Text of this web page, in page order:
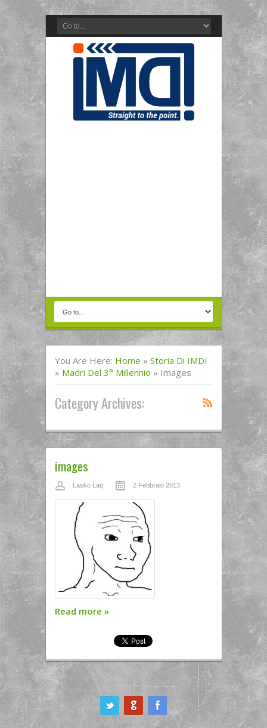
You Are Here: Home » Storia Di IMDI
» Madri Del 3° Millennio » Images
Category Archives:
images
Lasko Laq 2 Febbraio 2013
Read more »